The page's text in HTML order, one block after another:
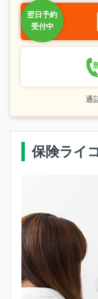
通
保険ライ